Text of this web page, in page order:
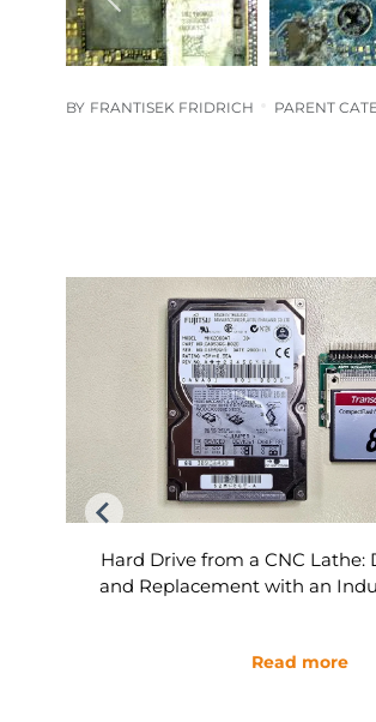
BY FRANTISEK FRIDRICH PARENT
Verbatim Vi550 S3 SSD with
When the Standard
Read more